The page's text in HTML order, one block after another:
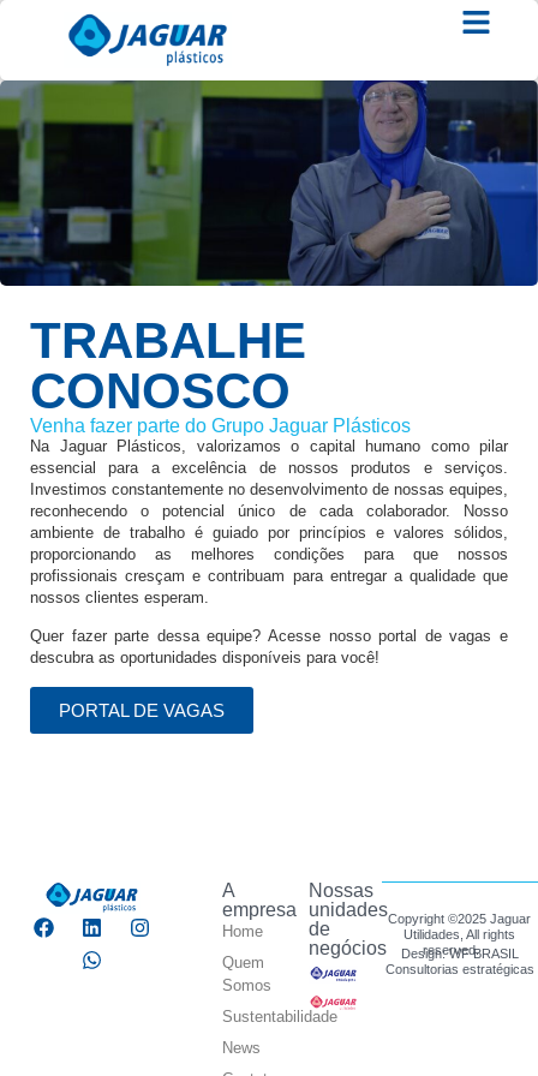
TRABALHE
CONOSCO
Venha fazer parte do Grupo Jaguar Plásticos
Na Jaguar Plásticos, valorizamos o capital humano como pilar
essencial para a excelência de nossos produtos e serviços.
Investimos constantemente no desenvolvimento de nossas equipes,
reconhecendo o potencial único de cada colaborador. Nosso
ambiente de trabalho é guiado por princípios e valores sólidos,
proporcionando as melhores condições para que nossos
profissionais cresçam e contribuam para entregar a qualidade que
nossos clientes esperam.
Quer fazer parte dessa equipe? Acesse nosso portal de vagas e
descubra as oportunidades disponíveis para você!
PORTAL DE VAGAS
A
empresa
Home
Quem
Somos
Sustentabilidade
News
Nossas
unidades
de
negócios
Copyright ©2025 Jaguar
Utilidades, All rights
reserved.
Design: WF BRASIL
Consultorias estratégicas